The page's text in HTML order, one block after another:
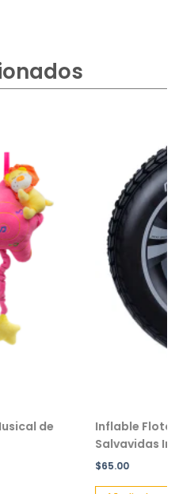
de
Inflable
Salvavidas
$65.00